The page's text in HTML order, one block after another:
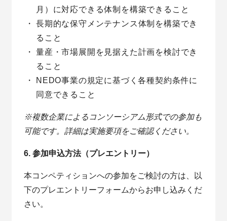
月）に対応できる体制を構築できること
長期的な保守メンテナンス体制を構築でき
ること
量産・市場展開を見据えた計画を検討でき
ること
NEDO事業の規定に基づく各種契約条件に
同意できること
※複数企業によるコンソーシアム形式での参加も
可能です。詳細は実施要項をご確認ください。
6. 参加申込方法（プレエントリー）
本コンペティションへの参加をご検討の方は、以
下のプレエントリーフォームからお申し込みくだ
さい。